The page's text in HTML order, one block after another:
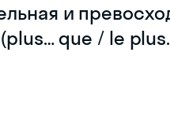
и
que / le